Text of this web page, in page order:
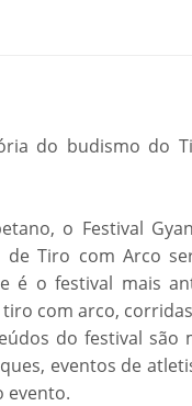
do budismo do
o Festival
de Tiro com Arco
é o festival mais
com arco,
do festival são
eventos de
evento.